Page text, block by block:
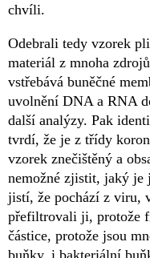
chvíli.
Odebrali tedy vzorek
materiál z mnoha
vstřebává buněčné
uvolnění DNA a RNA
další analýzy. Pak
tvrdí, že je z třídy
vzorek znečištěný a
nemožné zjistit, jaký
jistí, že pochází z viru,
přefiltrovali ji, protože
částice, protože jsou